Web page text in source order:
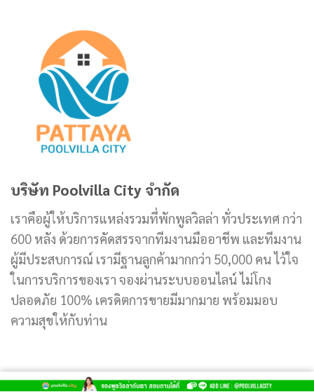
บริษัท Poolvilla City จำกัด
เราคือผู้ให้บริการแหล่งรวมที่พักพูลวิลล่า ทั่วประเทศ กว่า
600 หลัง ด้วยการคัดสรรจากทีมงานมืออาชีพ และทีมงาน
ผู้มีประสบการณ์ เรามีฐานลูกค้ามากกว่า 50,000 คน ไว้ใจ
ในการบริการของเรา จองผ่านระบบออนไลน์ ไม่โกง
ปลอดภัย 100% เครดิตการขายมีมากมาย พร้อมมอบ
ความสุขให้กับท่าน